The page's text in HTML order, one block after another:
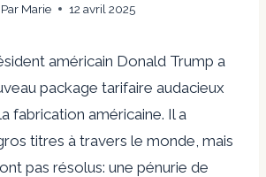
Par Marie 12 avril 2025
américain Donald Trump a
package tarifaire audacieux
fabrication américaine. Il a
titres à travers le monde, mais
pas résolus: une pénurie de